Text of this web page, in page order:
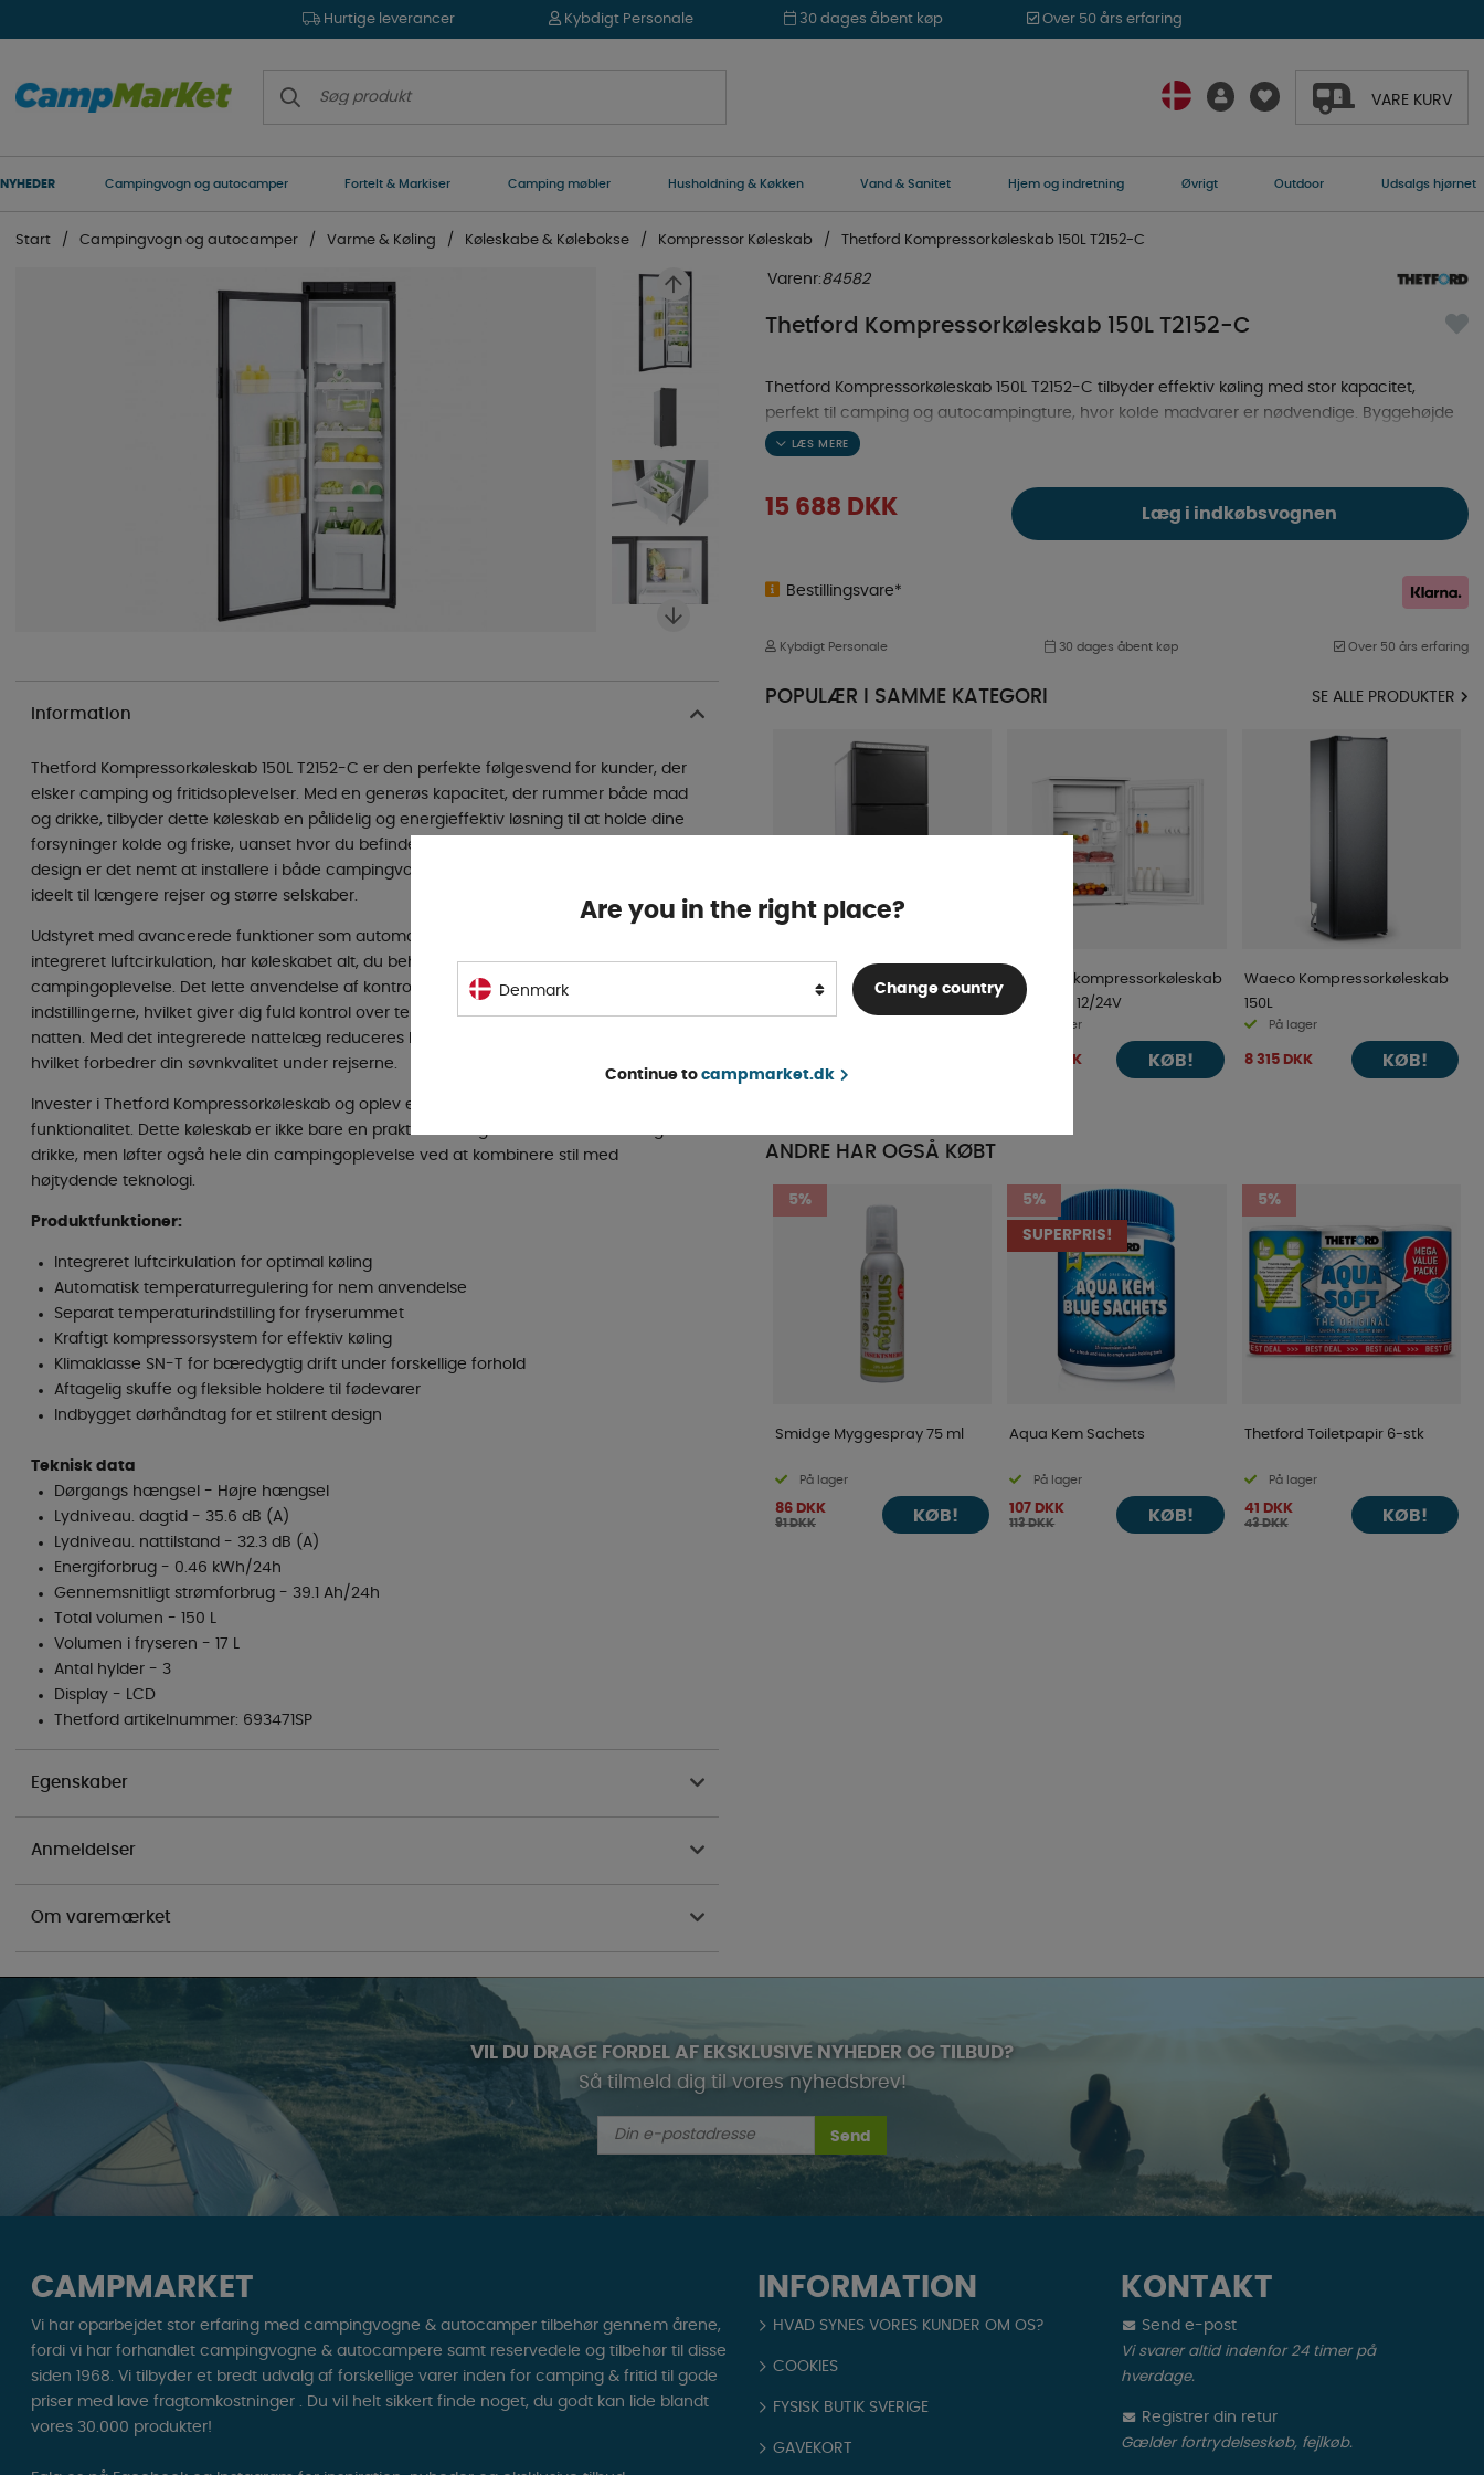
Hurtige leverancer Kybdigt Personale 30 dages åbent køp Over 50 års erfaring
VARE KURV
NYHEDER Campingvogn og autocamper Fortelt & Markiser Camping møbler Husholdning & Køkken Vand & Sanitet Hjem og indretning Øvrigt Outdoor Udsalgs hjørnet
Start Campingvogn og autocamper Varme & Køling Køleskabe & Kølebokse Kompressor Køleskab Thetford Kompressorkøleskab 150L T2152-C
Varenr:84582
Thetford Kompressorkøleskab 150L T2152-C
Thetford Kompressorkøleskab 150L T2152-C tilbyder effektiv køling med stor kapacitet,
perfekt til camping og autocampingture, hvor kolde madvarer er nødvendige. Byggehøjde
569 mm
15 688 DKK Læg i indkøbsvognen
Bestillingsvare*
Kybdigt Personale 30 dages åbent køp Over 50 års erfaring
Information
Thetford Kompressorkøleskab 150L T2152-C er den perfekte følgesvend for kunder, der
elsker camping og fritidsoplevelser. Med en generøs kapacitet, der rummer både mad
og drikke, tilbyder dette køleskab en pålidelig og energieffektiv løsning til at holde dine
forsyninger kolde og friske, uanset hvor du befinder dig. Takket være sit kompakte
design er det nemt at installere i både campingvogne og autocampere, hvilket gør det
ideelt til længere rejser og større selskaber.
Udstyret med avancerede funktioner som automatisk temperaturregulering og
integreret luftcirkulation, har køleskabet alt, du behøver for en bekvem
campingoplevelse. Det lette anvendelse af kontrolpanelet gør, at du nemt kan justere
indstillingerne, hvilket giver dig fuld kontrol over temperaturen både om dagen og
natten. Med det integrerede nattelæg reduceres lydeniveauet og energiforbruget,
hvilket forbedrer din søvnkvalitet under rejserne.
Invester i Thetford Kompressorkøleskab og oplev et nyt niveau af komfort og
funktionalitet. Dette køleskab er ikke bare en praktisk løsning til at håndtere mad og
drikke, men løfter også hele din campingoplevelse ved at kombinere stil med
højtydende teknologi.
Produktfunktioner:
Integreret luftcirkulation for optimal køling
Automatisk temperaturregulering for nem anvendelse
Separat temperaturindstilling for fryserummet
Kraftigt kompressorsystem for effektiv køling
Klimaklasse SN-T for bæredygtig drift under forskellige forhold
Aftagelig skuffe og fleksible holdere til fødevarer
Indbygget dørhåndtag for et stilrent design
Teknisk data
Dørgangs hængsel - Højre hængsel
Lydniveau. dagtid - 35.6 dB (A)
Lydniveau. nattilstand - 32.3 dB (A)
Energiforbrug - 0.46 kWh/24h
Gennemsnitligt strømforbrug - 39.1 Ah/24h
Total volumen - 150 L
Volumen i fryseren - 17 L
Antal hylder - 3
Display - LCD
Thetford artikelnummer: 693471SP
Egenskaber
Anmeldelser
Om varemærket
POPULÆR I SAMME KATEGORI SE ALLE PRODUKTER
Carbest Kompressor
Køleskab AR180L
Sunwind kompressorkøleskab
Nova 116l, 12/24V
På lager
5 094 DKK KØB!
Waeco Kompressorkøleskab
150L
På lager
8 315 DKK KØB!
ANDRE HAR OGSÅ KØBT
5%
Smidge Myggespray 75 ml
På lager
86 DKK
91 DKK KØB!
5%
SUPERPRIS!
Aqua Kem Sachets
På lager
107 DKK
113 DKK KØB!
5%
Thetford Toiletpapir 6-stk
På lager
41 DKK
43 DKK KØB!
Are you in the right place?
Denmark Change country
Continue to campmarket.dk
VIL DU DRAGE FORDEL AF EKSKLUSIVE NYHEDER OG TILBUD?
Så tilmeld dig til vores nyhedsbrev!
Send
INFORMATION
HVAD SYNES VORES KUNDER OM OS?
COOKIES
FYSISK BUTIK SVERIGE
GAVEKORT
KONTAKT
Send e-post
Vi svarer altid indenfor 24 timer på
hverdage.
Registrer din retur
Gælder fortrydelseskøb, fejlkøb.
CAMPMARKET
Vi har oparbejdet stor erfaring med campingvogne & autocamper tilbehør gennem årene,
fordi vi har forhandlet campingvogne & autocampere samt reservedele og tilbehør til disse
siden 1968. Vi tilbyder et bredt udvalg af forskellige varer inden for camping & fritid til gode
priser med lave fragtomkostninger . Du vil helt sikkert finde noget, du godt kan lide blandt
vores 30.000 produkter!